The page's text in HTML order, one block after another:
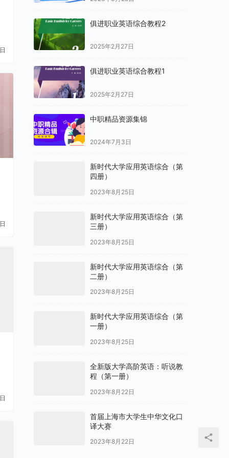
俱进职业英语综合教程2
2025年2月27日
俱进职业英语综合教程1
2025年2月27日
中职精品资源集锦
2024年7月3日
新时代大学应用英语综合（第
四册）
2023年8月25日
新时代大学应用英语综合（第
三册）
2023年8月25日
新时代大学应用英语综合（第
二册）
2023年8月25日
新时代大学应用英语综合（第
一册）
2023年8月25日
全新版大学高阶英语：听说教
程（第一册）
2023年8月22日
首届上海市大学生中华文化口
译大赛
2023年8月22日